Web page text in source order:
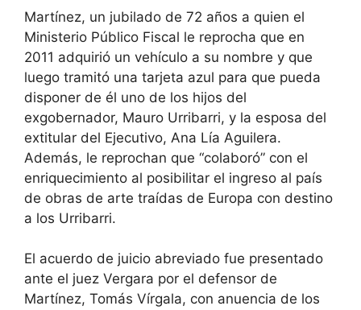
Martínez, un jubilado de 72 años a quien el
Ministerio Público Fiscal le reprocha que en
2011 adquirió un vehículo a su nombre y que
luego tramitó una tarjeta azul para que pueda
disponer de él uno de los hijos del
exgobernador, Mauro Urribarri, y la esposa del
extitular del Ejecutivo, Ana Lía Aguilera.
Además, le reprochan que “colaboró” con el
enriquecimiento al posibilitar el ingreso al país
de obras de arte traídas de Europa con destino
a los Urribarri.
El acuerdo de juicio abreviado fue presentado
ante el juez Vergara por el defensor de
Martínez, Tomás Vírgala, con anuencia de los